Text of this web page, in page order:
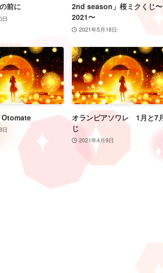
前に
2nd season」桜ミクくじ〜
2021〜
2021年5月18日
オランピアソワレ 1月と7
じ
2021年4月9日